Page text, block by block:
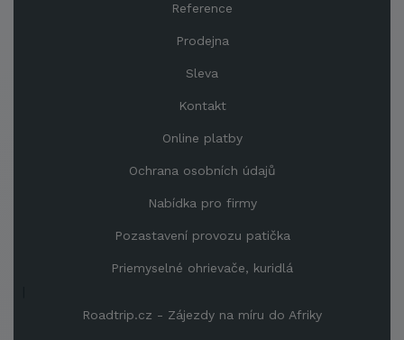
Reference
Prodejna
Sleva
Kontakt
Online platby
Ochrana osobních údajů
Nabídka pro firmy
Pozastavení provozu patička
Priemyselné ohrievače, kuridlá
Roadtrip.cz - Zájezdy na míru do Afriky